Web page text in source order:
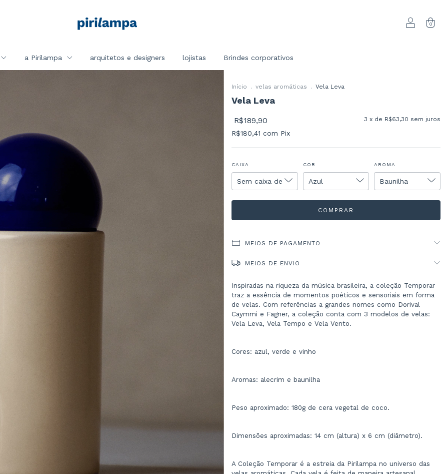
0
a Pirilampa arquitetos e designers lojistas Brindes corporativos
Início . velas aromáticas . Vela Leva
Vela Leva
R$189,90 3 x de R$63,30 sem juros
R$180,41 com Pix
CAIXA COR AROMA
MEIOS DE PAGAMENTO
MEIOS DE ENVIO
Inspiradas na riqueza da música brasileira, a coleção Temporar
traz a essência de momentos poéticos e sensoriais em forma
de velas. Com referências a grandes nomes como Dorival
Caymmi e Fagner, a coleção conta com 3 modelos de velas:
Vela Leva, Vela Tempo e Vela Vento.
Cores: azul, verde e vinho
Aromas: alecrim e baunilha
Peso aproximado: 180g de cera vegetal de coco.
Dimensões aproximadas: 14 cm (altura) x 6 cm (diâmetro).
A Coleção Temporar é a estreia da Pirilampa no universo das